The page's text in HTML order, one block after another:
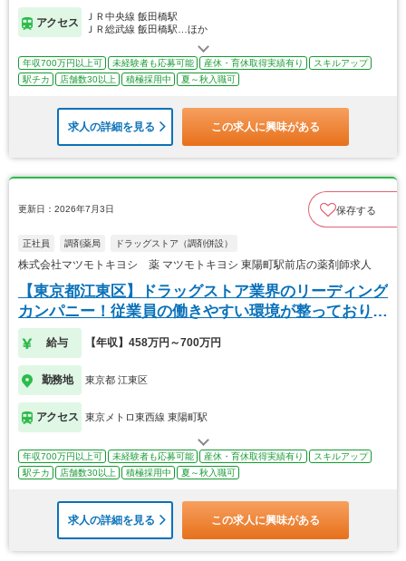
アクセス
ＪＲ中央線 飯田橋駅
ＪＲ総武線 飯田橋駅…ほか
年収700万円以上可 未経験者も応募可能 産休・育休取得実績有り
スキルアップ
駅チカ
店舗数30以上 積極採用中 夏～秋入職可
求人の詳細を見る この求人に興味がある
更新日：2026年7月3日 保存する
正社員 調剤薬局 ドラッグストア（調剤併設）
株式会社マツモトキヨシ 薬 マツモトキヨシ 東陽町駅前店の薬剤師求人
【東京都江東区】ドラッグストア業界のリーディング
カンパニー！従業員の働きやすい環境が整っておりま
す！
給与 【年収】458万円～700万円
勤務地 東京都 江東区
アクセス 東京メトロ東西線 東陽町駅
年収700万円以上可 未経験者も応募可能 産休・育休取得実績有り
スキルアップ
駅チカ
店舗数30以上 積極採用中 夏～秋入職可
求人の詳細を見る この求人に興味がある